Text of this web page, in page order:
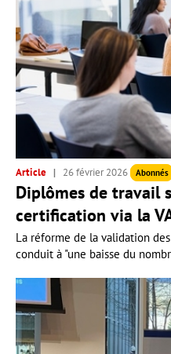
Article 26 février 2026 Abonnés
Diplômes de travail
certification via la
La réforme de la validation
conduit à "une baisse du